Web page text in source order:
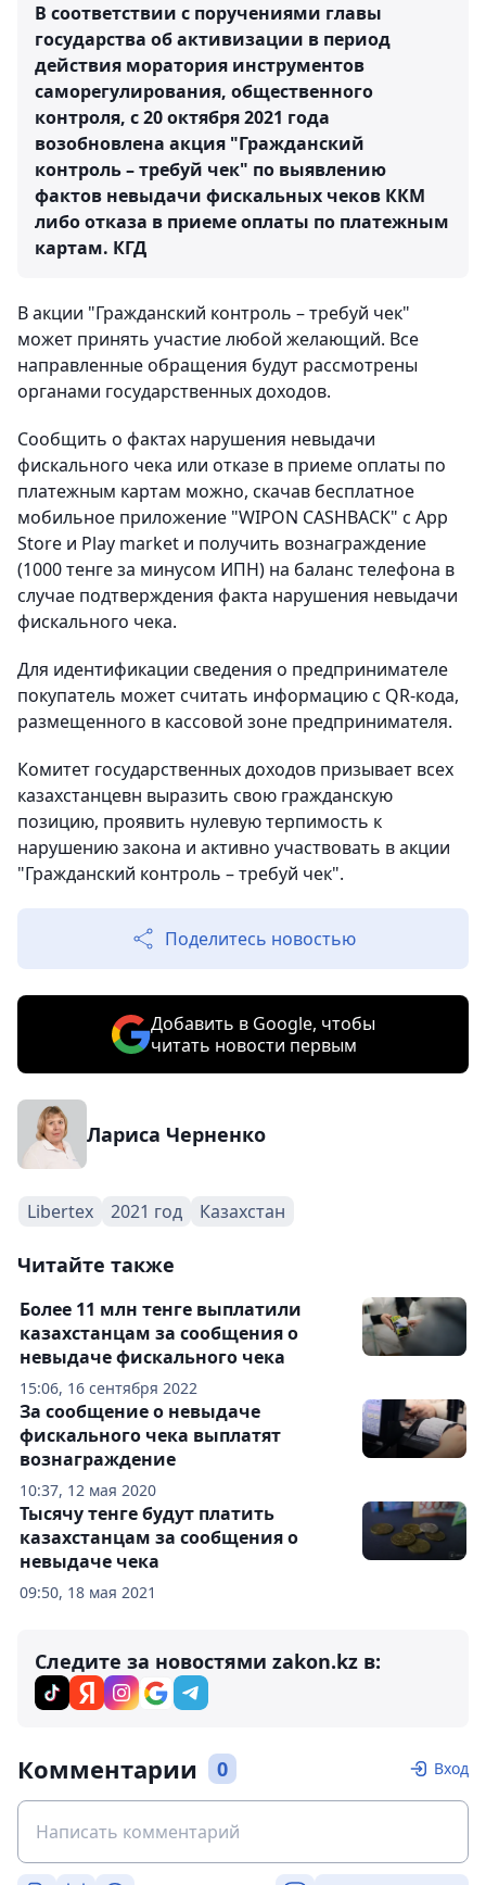
В соответствии с поручениями главы
государства об активизации в период
действия моратория инструментов
саморегулирования, общественного
контроля, с 20 октября 2021 года
возобновлена акция "Гражданский
контроль – требуй чек" по выявлению
фактов невыдачи фискальных чеков ККМ
либо отказа в приеме оплаты по платежным
картам. КГД
В акции "Гражданский контроль – требуй чек"
может принять участие любой желающий. Все
направленные обращения будут рассмотрены
органами государственных доходов.
Сообщить о фактах нарушения невыдачи
фискального чека или отказе в приеме оплаты по
платежным картам можно, скачав бесплатное
мобильное приложение "WIPON CASHBACK" с App
Store и Play market и получить вознаграждение
(1000 тенге за минусом ИПН) на баланс телефона в
случае подтверждения факта нарушения невыдачи
фискального чека.
Для идентификации сведения о предпринимателе
покупатель может считать информацию с QR-кода,
размещенного в кассовой зоне предпринимателя.
Комитет государственных доходов призывает всех
казахстанцевн выразить свою гражданскую
позицию, проявить нулевую терпимость к
нарушению закона и активно участвовать в акции
"Гражданский контроль – требуй чек".
Поделитесь новостью
Добавить в Google, чтобы
читать новости первым
Лариса Черненко
Libertex 2021 год Казахстан
Читайте также
15:06, 16 сентября 2022
Более 11 млн тенге выплатили
казахстанцам за сообщения о
невыдаче фискального чека
10:37, 12 мая 2020
За сообщение о невыдаче
фискального чека выплатят
вознаграждение
09:50, 18 мая 2021
Тысячу тенге будут платить
казахстанцам за сообщения о
невыдаче чека
Следите за новостями zakon.kz в:
Комментарии 0 Вход